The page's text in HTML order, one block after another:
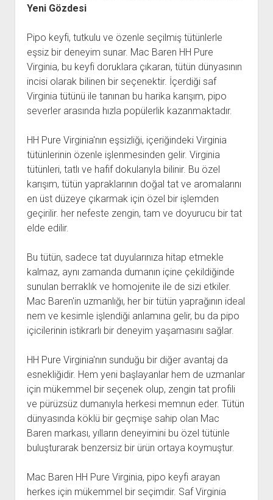
Yeni Gözdesi
Pipo keyfi, tutkulu ve özenle seçilmiş tütünlerle
eşsiz bir deneyim sunar. Mac Baren HH Pure
Virginia, bu keyfi doruklara çıkaran, tütün dünyasının
incisi olarak bilinen bir seçenektir. İçerdiği saf
Virginia tütünü ile tanınan bu harika karışım, pipo
severler arasında hızla popülerlik kazanmaktadır.
HH Pure Virginia'nın eşsizliği, içeriğindeki Virginia
tütünlerinin özenle işlenmesinden gelir. Virginia
tütünleri, tatlı ve hafif dokularıyla bilinir. Bu özel
karışım, tütün yapraklarının doğal tat ve aromalarını
en üst düzeye çıkarmak için özel bir işlemden
geçirilir. her nefeste zengin, tam ve doyurucu bir tat
elde edilir.
Bu tütün, sadece tat duyularınıza hitap etmekle
kalmaz, aynı zamanda dumanın içine çekildiğinde
sunulan berraklık ve homojenite ile de sizi etkiler.
Mac Baren'in uzmanlığı, her bir tütün yaprağının ideal
nem ve kesimle işlendiği anlamına gelir, bu da pipo
içicilerinin istikrarlı bir deneyim yaşamasını sağlar.
HH Pure Virginia'nın sunduğu bir diğer avantaj da
esnekliğidir. Hem yeni başlayanlar hem de uzmanlar
için mükemmel bir seçenek olup, zengin tat profili
ve pürüzsüz dumanıyla herkesi memnun eder. Tütün
dünyasında köklü bir geçmişe sahip olan Mac
Baren markası, yılların deneyimini bu özel tütünle
buluşturarak benzersiz bir ürün ortaya koymuştur.
Mac Baren HH Pure Virginia, pipo keyfi arayan
herkes için mükemmel bir seçimdir. Saf Virginia